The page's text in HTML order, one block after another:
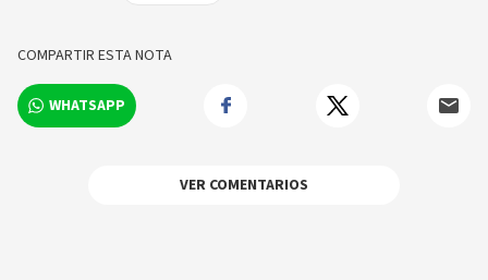
COMPARTIR ESTA NOTA
WHATSAPP
VER COMENTARIOS